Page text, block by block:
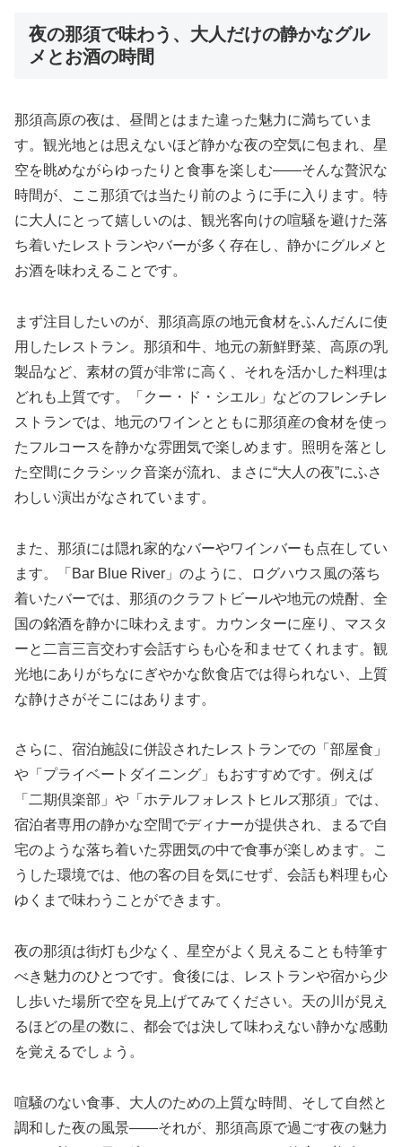
夜の那須で味わう、大人だけの静かなグル
メとお酒の時間
那須高原の夜は、昼間とはまた違った魅力に満ちていま
す。観光地とは思えないほど静かな夜の空気に包まれ、星
空を眺めながらゆったりと食事を楽しむ――そんな贅沢な
時間が、ここ那須では当たり前のように手に入ります。特
に大人にとって嬉しいのは、観光客向けの喧騒を避けた落
ち着いたレストランやバーが多く存在し、静かにグルメと
お酒を味わえることです。
まず注目したいのが、那須高原の地元食材をふんだんに使
用したレストラン。那須和牛、地元の新鮮野菜、高原の乳
製品など、素材の質が非常に高く、それを活かした料理は
どれも上質です。「クー・ド・シエル」などのフレンチレ
ストランでは、地元のワインとともに那須産の食材を使っ
たフルコースを静かな雰囲気で楽しめます。照明を落とし
た空間にクラシック音楽が流れ、まさに“大人の夜”にふさ
わしい演出がなされています。
また、那須には隠れ家的なバーやワインバーも点在してい
ます。「Bar Blue River」のように、ログハウス風の落ち
着いたバーでは、那須のクラフトビールや地元の焼酎、全
国の銘酒を静かに味わえます。カウンターに座り、マスタ
ーと二言三言交わす会話すらも心を和ませてくれます。観
光地にありがちなにぎやかな飲食店では得られない、上質
な静けさがそこにはあります。
さらに、宿泊施設に併設されたレストランでの「部屋食」
や「プライベートダイニング」もおすすめです。例えば
「二期倶楽部」や「ホテルフォレストヒルズ那須」では、
宿泊者専用の静かな空間でディナーが提供され、まるで自
宅のような落ち着いた雰囲気の中で食事が楽しめます。こ
うした環境では、他の客の目を気にせず、会話も料理も心
ゆくまで味わうことができます。
夜の那須は街灯も少なく、星空がよく見えることも特筆す
べき魅力のひとつです。食後には、レストランや宿から少
し歩いた場所で空を見上げてみてください。天の川が見え
るほどの星の数に、都会では決して味わえない静かな感動
を覚えるでしょう。
喧騒のない食事、大人のための上質な時間、そして自然と
調和した夜の風景――それが、那須高原で過ごす夜の魅力